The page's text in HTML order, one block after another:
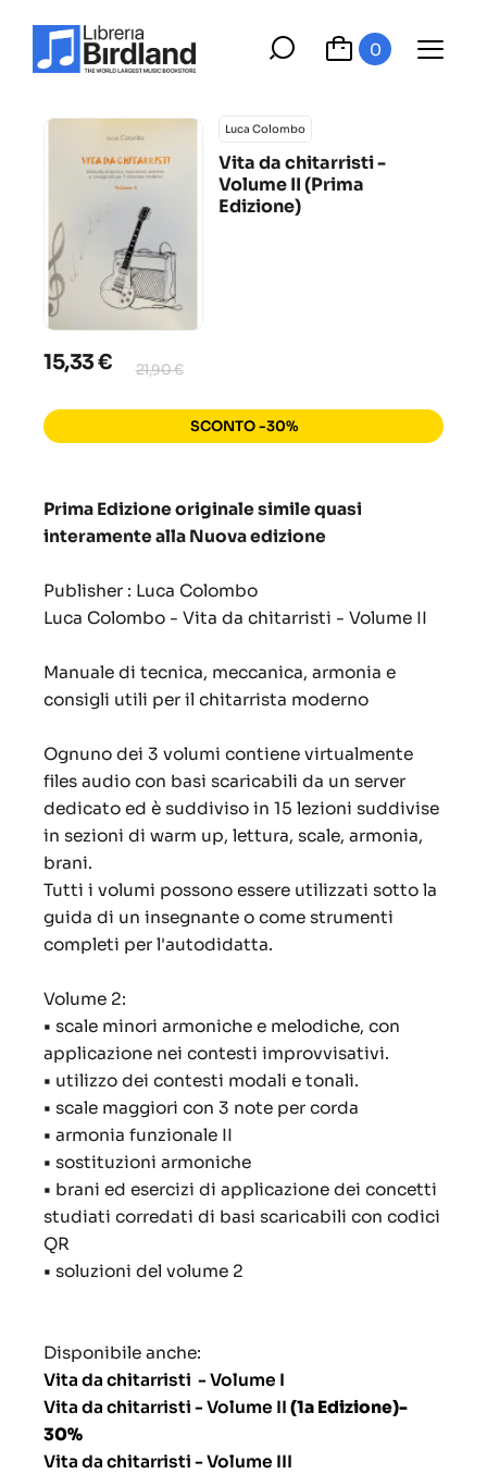
0
Luca Colombo
Vita da chitarristi -
Volume II (Prima
Edizione)
15,33 € 21,90 €
SCONTO -30%
Prima Edizione originale simile quasi
interamente alla Nuova edizione
Publisher : Luca Colombo
Luca Colombo - Vita da chitarristi - Volume II
Manuale di tecnica, meccanica, armonia e
consigli utili per il chitarrista moderno
Ognuno dei 3 volumi contiene virtualmente
files audio con basi scaricabili da un server
dedicato ed è suddiviso in 15 lezioni suddivise
in sezioni di warm up, lettura, scale, armonia,
brani.
Tutti i volumi possono essere utilizzati sotto la
guida di un insegnante o come strumenti
completi per l'autodidatta.
Volume 2:
• scale minori armoniche e melodiche, con
applicazione nei contesti improvvisativi.
• utilizzo dei contesti modali e tonali.
• scale maggiori con 3 note per corda
• armonia funzionale II
• sostituzioni armoniche
• brani ed esercizi di applicazione dei concetti
studiati corredati di basi scaricabili con codici
QR
• soluzioni del volume 2
Disponibile anche:
Vita da chitarristi - Volume I
Vita da chitarristi - Volume II (1a Edizione)-
30%
Vita da chitarristi - Volume III